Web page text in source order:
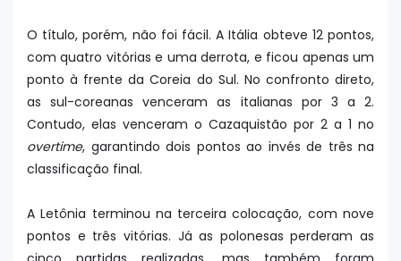
O título, porém, não foi fácil. A Itália obteve 12 pontos,
com quatro vitórias e uma derrota, e ficou apenas um
ponto à frente da Coreia do Sul. No confronto direto,
as sul-coreanas venceram as italianas por 3 a 2.
Contudo, elas venceram o Cazaquistão por 2 a 1 no
overtime, garantindo dois pontos ao invés de três na
classificação final.
A Letônia terminou na terceira colocação, com nove
pontos e três vitórias. Já as polonesas perderam as